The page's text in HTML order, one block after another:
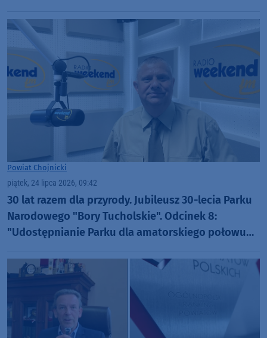
Powiat Chojnicki
piątek, 24 lipca 2026, 09:42
30 lat razem dla przyrody. Jubileusz 30-lecia Parku
Narodowego "Bory Tucholskie". Odcinek 8:
"Udostępnianie Parku dla amatorskiego połowu